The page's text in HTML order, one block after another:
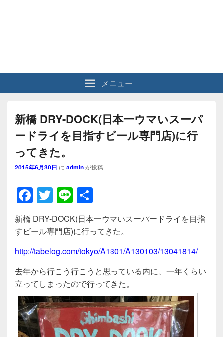
メニュー
新橋 DRY-DOCK(日本一ウマいスーパ
ードライを目指すビール専門店)に行
ってきた。
2015年6月30日 に adminが投稿
F
a
c
e
b
o
o
k
T
wi
tt
er
Li
n
e
有
新橋 DRY-DOCK(日本一ウマいスーパードライを目指
すビール専門店)に行ってきた。
http://tabelog.com/tokyo/A1301/A130103/13041814/
去年から行こう行こうと思っている内に、一年くらい
立ってしまったので行ってきた。